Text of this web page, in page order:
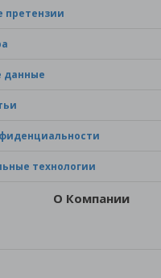
претензии
данные
технологии
О Компании